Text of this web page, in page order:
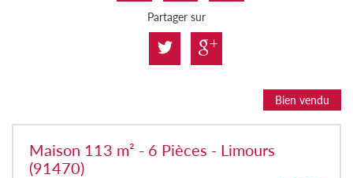
Partager sur
Bien vendu
Maison 113 m² - 6 Pièces - Limours
(91470)